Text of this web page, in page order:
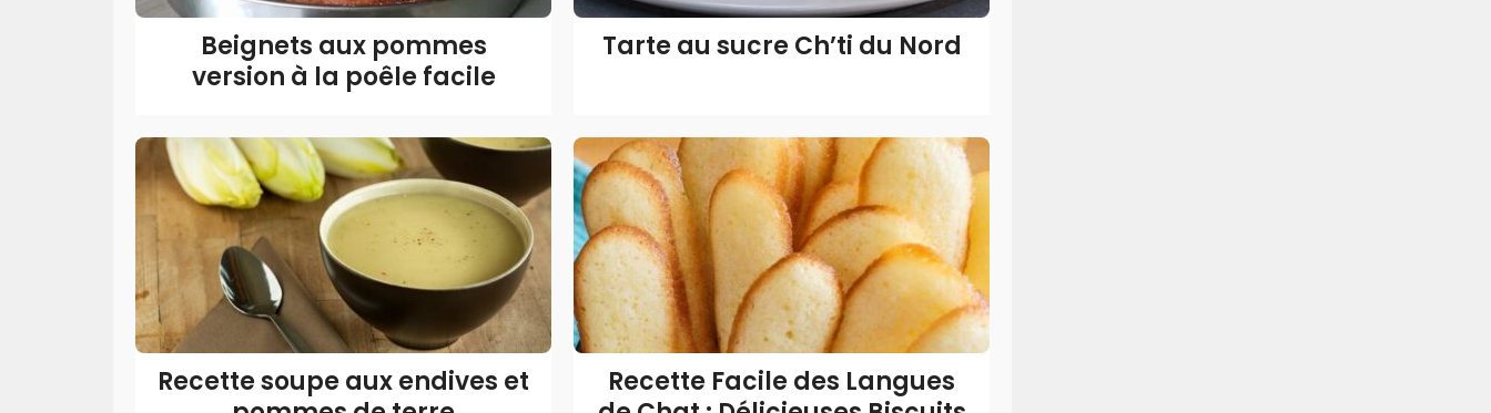
Beignets aux pommes
version à la poêle facile
Tarte au sucre Ch’ti du Nord
Recette soupe aux endives et
Recette Facile des Langues